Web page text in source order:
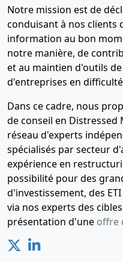
Notre mission est de
conduisant à nos clients
information au bon
notre manière, de
et au maintien d'outils
d'entreprises en
Dans ce cadre, nous
de conseil en Distressed
réseau d'experts
spécialisés par secteur
expérience en
possibilité pour des
d'investissement, des
via nos experts des
présentation d'une offre